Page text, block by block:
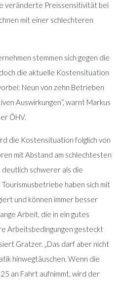
veränderte Preissensitivität bei
mit einer schlechteren
stemmen sich gegen die
die aktuelle Kostensituation
Neun von zehn Betrieben
Auswirkungen“, warnt Markus
ÖHV.
die Kostensituation folglich von
mit Abstand am schlechtesten
schwerer als die
Tourismusbetriebe haben sich mit
und können immer besser
Arbeit, die in ein gutes
Arbeitsbedingungen gesteckt
Gratzer. „Das darf aber nicht
hinwegtäuschen. Wenn die
an Fahrt aufnimmt, wird der